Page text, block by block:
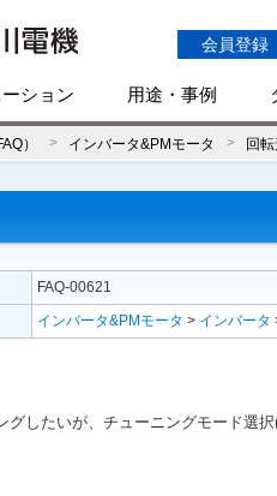
会員登録
ション 用途・事例
） インバータ&PMモータ 回
FAQ-00621
インバータ&PMモータ > インバータ
グしたいが、チューニングモード選択